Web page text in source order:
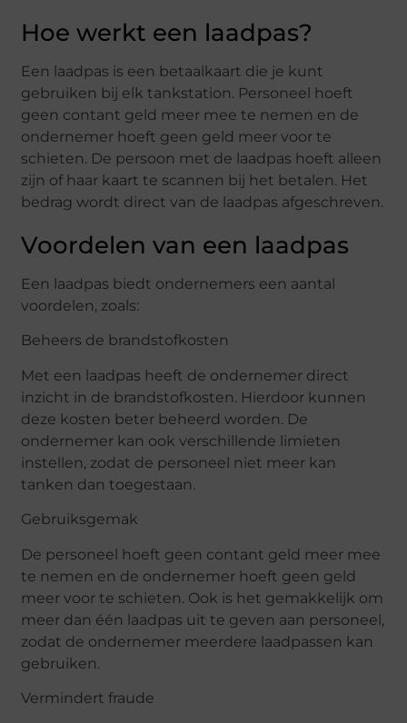
Hoe werkt een laadpas?
Een laadpas is een betaalkaart die je kunt
gebruiken bij elk tankstation. Personeel hoeft
geen contant geld meer mee te nemen en de
ondernemer hoeft geen geld meer voor te
schieten. De persoon met de laadpas hoeft alleen
zijn of haar kaart te scannen bij het betalen. Het
bedrag wordt direct van de laadpas afgeschreven.
Voordelen van een laadpas
Een laadpas biedt ondernemers een aantal
voordelen, zoals:
Beheers de brandstofkosten
Met een laadpas heeft de ondernemer direct
inzicht in de brandstofkosten. Hierdoor kunnen
deze kosten beter beheerd worden. De
ondernemer kan ook verschillende limieten
instellen, zodat de personeel niet meer kan
tanken dan toegestaan.
Gebruiksgemak
De personeel hoeft geen contant geld meer mee
te nemen en de ondernemer hoeft geen geld
meer voor te schieten. Ook is het gemakkelijk om
meer dan één laadpas uit te geven aan personeel,
zodat de ondernemer meerdere laadpassen kan
gebruiken.
Vermindert fraude